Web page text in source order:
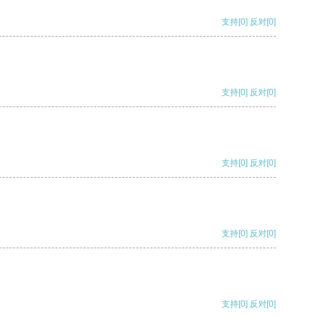
支持[0] 反对[0]
支持[0] 反对[0]
支持[0] 反对[0]
支持[0] 反对[0]
支持[0] 反对[0]